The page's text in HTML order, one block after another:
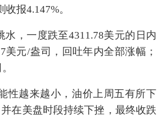
收报4.147%。
，一度跌至4311.78美元的日内
元/盎司，回吐年内全部涨幅；
性越来越小，油价上周五有所下
在美盘时段持续下挫， 最终收跌